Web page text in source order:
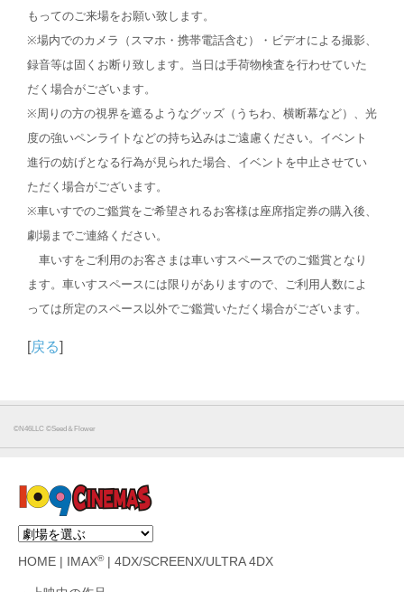
もってのご来場をお願い致します。
※場内でのカメラ（スマホ・携帯電話含む）・ビデオによる撮影、
録音等は固くお断り致します。当日は手荷物検査を行わせていた
だく場合がございます。
※周りの方の視界を遮るようなグッズ（うちわ、横断幕など）、光
度の強いペンライトなどの持ち込みはご遠慮ください。イベント
進行の妨げとなる行為が見られた場合、イベントを中止させてい
ただく場合がございます。
※車いすでのご鑑賞をご希望されるお客様は座席指定券の購入後、
劇場までご連絡ください。
車いすをご利用のお客さまは車いすスペースでのご鑑賞となり
ます。車いすスペースには限りがありますので、ご利用人数によ
っては所定のスペース以外でご鑑賞いただく場合がございます。
[戻る]
©N46LLC ©Seed＆Flower
HOME IMAX®| 4DX/SCREENX/ULTRA 4DX